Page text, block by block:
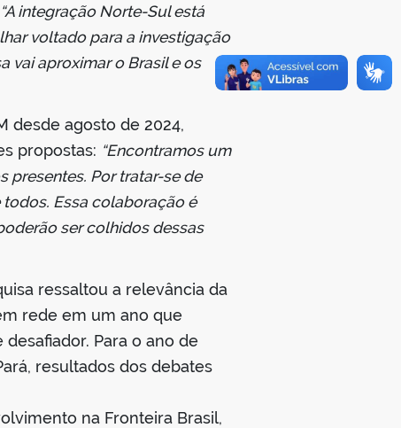
“A integração Norte-Sul está
voltado para a investigação
vai aproximar o Brasil e os
desde agosto de 2024,
propostas: “Encontramos um
presentes. Por tratar-se de
Essa colaboração é
ser colhidos dessas
ressaltou a relevância da
rede em um ano que
Para o ano de
resultados dos debates
na Fronteira Brasil,